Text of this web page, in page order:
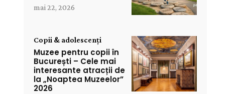
mai 22, 2026
Copii & adolescenți
Muzee pentru copii în
București – Cele mai
interesante atracții de
la „Noaptea Muzeelor”
2026